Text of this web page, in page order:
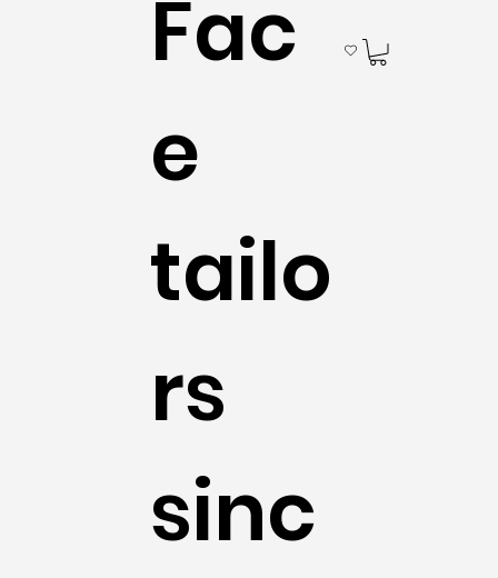
Fac
e
tailo
rs
sinc